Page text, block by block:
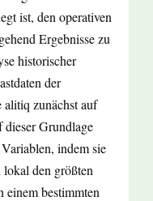
ist, den operativen
Ergebnisse zu
historischer
der
alitiq zunächst auf
Grundlage
indem sie
den größten
bestimmten